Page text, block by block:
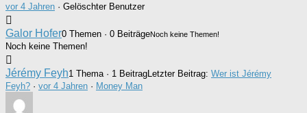
vor 4 Jahren · Gelöschter Benutzer
Galor Hofer0 Themen · 0 BeiträgeNoch keine Themen!
Noch keine Themen!
Jérémy Feyh1 Thema · 1 BeitragLetzter Beitrag: Wer ist Jérémy
Feyh? · vor 4 Jahren · Money Man